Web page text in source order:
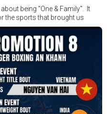
being "One & Family". It
the sports that brought us
to share experiences, and
the safety of the boxers
power over them but rather
the path they chose. We
safer.
committee. We are joining
in Vietnam. Stay stuned.